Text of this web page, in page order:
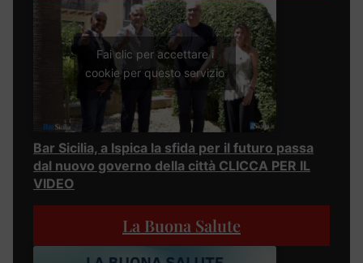
Fai clic per accettare i
cookie per questo servizio
Bar Sicilia, a Ispica la sfida per il futuro passa
dal nuovo governo della città CLICCA PER IL
VIDEO
La Buona Salute